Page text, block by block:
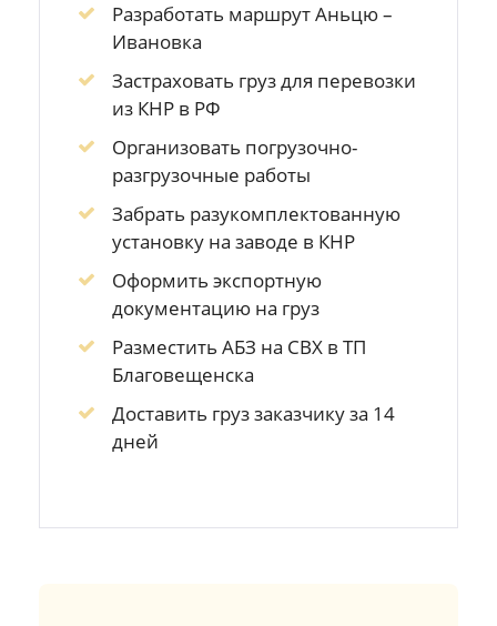
Разработать маршрут Аньцю –
Ивановка
Застраховать груз для перевозки
из КНР в РФ
Организовать погрузочно-
разгрузочные работы
Забрать разукомплектованную
установку на заводе в КНР
Оформить экспортную
документацию на груз
Разместить АБЗ на СВХ в ТП
Благовещенска
Доставить груз заказчику за 14
дней